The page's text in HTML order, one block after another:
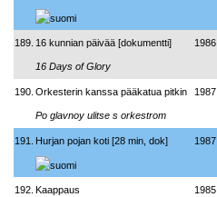
189. 16 kunnian päivää [dokumentti]
16 Days of Glory
1986
190. Orkesterin kanssa pääkatua pitkin
Po glavnoy ulitse s orkestrom
1987
191. Hurjan pojan koti [28 min, dok] 1987
192. Kaappaus 1985